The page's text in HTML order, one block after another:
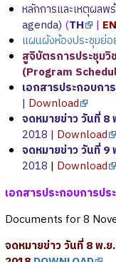
หลักการและเหตุผล
agenda) (TH | EN
แผนผังห้องประชุมย่อ
สูจิบัตรการประชุม
(Program
เอกสารประกอบกา
| Download
จดหมายข่าว วันที่ 8
2018 | Download
จดหมายข่าว วันที่
2018 | Download
เอกสารประกอบการป
Documents for 8
จดหมายข่าว วันที่ 8 พ.